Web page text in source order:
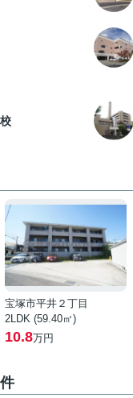
宝塚市平井２丁目
2LDK (59.40㎡)
10.8万円